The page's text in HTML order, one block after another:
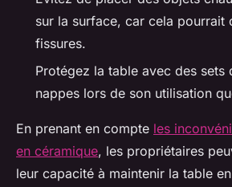
sur la surface, car cela pourrait
fissures.
Protégez la table avec des sets
nappes lors de son utilisation
En prenant en compte les
en céramique, les propriétaires
leur capacité à maintenir la table